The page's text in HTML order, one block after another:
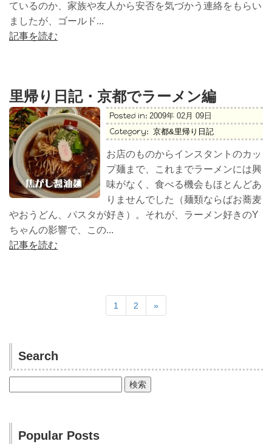
ているのか、家族や友人から安否を気づかう連絡をもらい
ましたが、ゴールド...
記事を読む
里帰り日記・京都でラーメン編
Posted in: 2009年 02月 09日
Category: 京都&里帰り日記
お店のものからインスタントのカッ
プ麺まで、これまでラーメンには興
味がなく、食べる機会もほとんどあ
りませんでした（麺類ならばお蕎麦
やおうどん、パスタが好き）。それが、ラーメン好きのY
ちゃんの影響で、この...
記事を読む
1 2 »
Search
索:
Popular Posts